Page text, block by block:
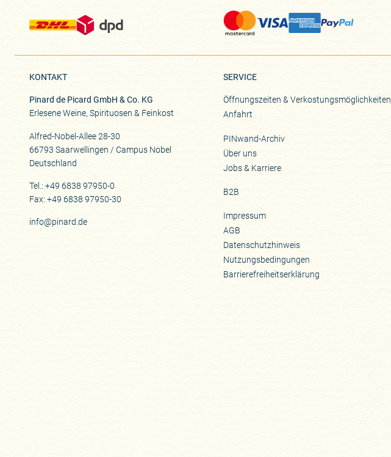
KONTAKT
Pinard de Picard GmbH & Co. KG
Erlesene Weine, Spirituosen & Feinkost
Alfred-Nobel-Allee 28-30
66793 Saarwellingen / Campus Nobel
Deutschland
Tel.: +49 6838 97950-0
Fax: +49 6838 97950-30
info@pinard.de
SERVICE
Öffnungszeiten & Verkostungsmöglichkeiten
Anfahrt
PINwand-Archiv
Über uns
Jobs & Karriere
B2B
Impressum
AGB
Datenschutzhinweis
Nutzungsbedingungen
Barrierefreiheitserklärung